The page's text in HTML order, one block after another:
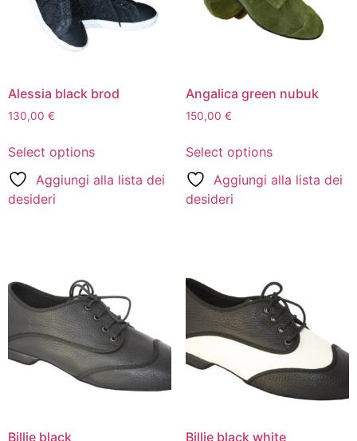
Alessia black brod
130,00 €
Select options
Aggiungi alla lista dei
desideri
Angalica green nubuk
150,00 €
Select options
Aggiungi alla lista dei
desideri
Billie black Billie black white